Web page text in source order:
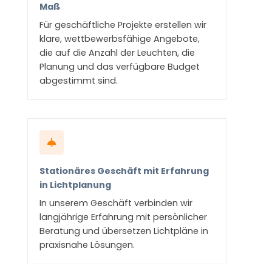
Maß
Für geschäftliche Projekte erstellen wir
klare, wettbewerbsfähige Angebote,
die auf die Anzahl der Leuchten, die
Planung und das verfügbare Budget
abgestimmt sind.
Stationäres Geschäft mit Erfahrung
in Lichtplanung
In unserem Geschäft verbinden wir
langjährige Erfahrung mit persönlicher
Beratung und übersetzen Lichtpläne in
praxisnahe Lösungen.